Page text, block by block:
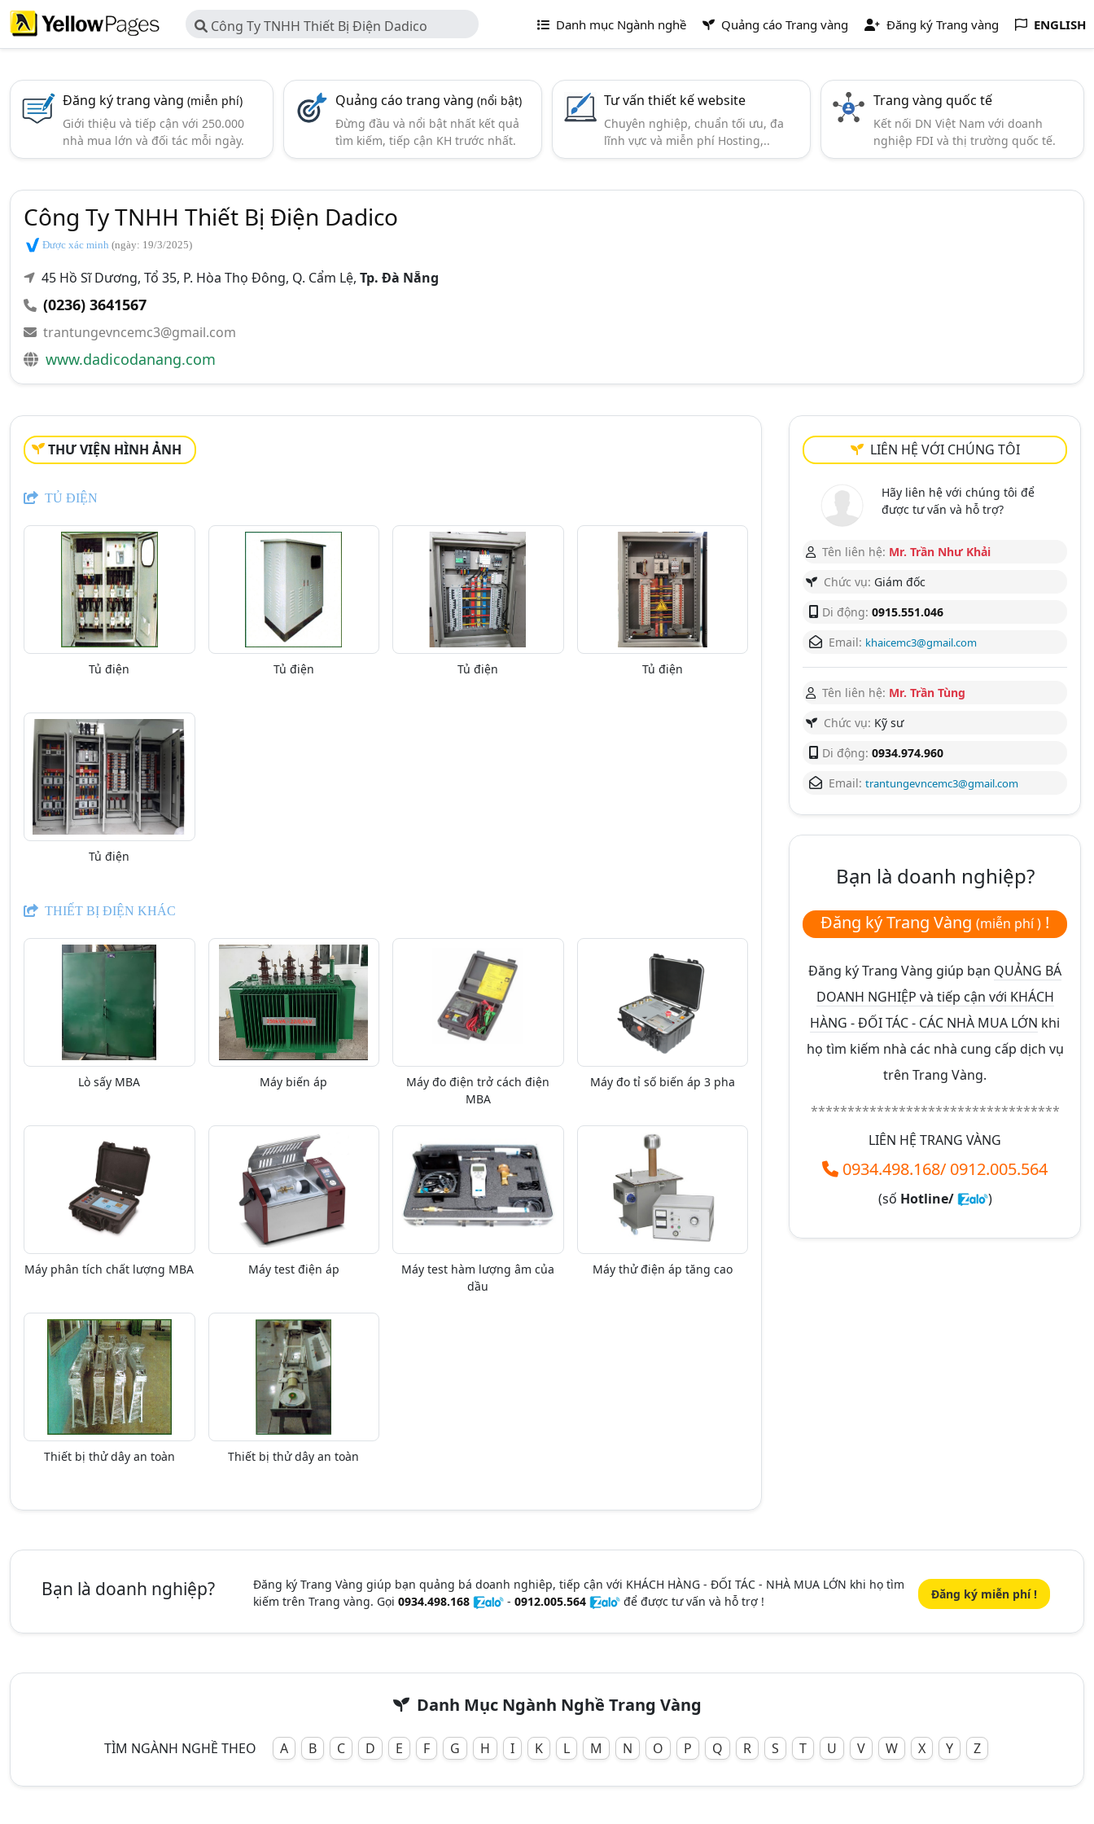
Công Ty TNHH Thiết Bị Điện Dadico Danh mục Ngành nghề Quảng cáo Trang vàng Đăng ký Trang vàng ENGLISH
Đăng ký trang vàng (miễn phí)
Giới thiệu và tiếp cận với 250.000
nhà mua lớn và đối tác mỗi ngày.
Quảng cáo trang vàng(nổi bật)
Đừng đầu và nổi bật nhất kết quả
tìm kiếm, tiếp cận KH trước nhất.
Tư vấn thiết kế website
Chuyên nghiệp, chuẩn tối ưu, đa
lĩnh vực và miễn phí Hosting,..
Trang vàng quốc tế
Kết nối DN Việt Nam với doanh
nghiệp FDI và thị trường quốc tế.
Công Ty TNHH Thiết Bị Điện Dadico
Được xác minh (ngày: 19/3/2025)
45 Hồ Sĩ Dương, Tổ 35, P. Hòa Thọ Đông, Q. Cẩm Lệ, Tp. Đà Nẵng
(0236) 3641567
trantungevncemc3@gmail.com
www.dadicodanang.com
THƯ VIỆN HÌNH ẢNH
TỦ ĐIỆN
Tủ điện Tủ điện Tủ điện Tủ điện
Tủ điện
THIẾT BỊ ĐIỆN KHÁC
Lò sấy MBA Máy biến áp
Máy đo điện trở cách điện
MBA
Máy đo tỉ số biến áp 3 pha
Máy phân tích chất lượng MBA Máy test điện áp
Máy test hàm lượng âm của
dầu
Máy thử điện áp tăng cao
Thiết bị thử dây an toàn Thiết bị thử dây an toàn
LIÊN HỆ VỚI CHÚNG TÔI
Hãy liên hệ với chúng tôi để
được tư vấn và hỗ trợ?
Tên liên hệ: Mr. Trần Như Khải
Chức vụ: Giám đốc
Di động: 0915.551.046
Email: khaicemc3@gmail.com
Tên liên hệ: Mr. Trần Tùng
Chức vụ: Kỹ sư
Di động: 0934.974.960
Email: trantungevncemc3@gmail.com
Bạn là doanh nghiệp?
Đăng ký Trang Vàng (miễn phí ) !
Đăng ký Trang Vàng giúp bạn QUẢNG BÁ
DOANH NGHIỆP và tiếp cận với KHÁCH
HÀNG - ĐỐI TÁC - CÁC NHÀ MUA LỚN khi
họ tìm kiếm nhà các nhà cung cấp dịch vụ
trên Trang Vàng.
**********************************
LIÊN HỆ TRANG VÀNG
0934.498.168/ 0912.005.564
(số Hotline/ )
Bạn là doanh nghiệp?
Đăng ký Trang Vàng giúp bạn quảng bá doanh nghiêp, tiếp cận với KHÁCH HÀNG - ĐỐI TÁC - NHÀ MUA LỚN khi họ tìm
kiếm trên Trang vàng. Gọi 0934.498.168 - 0912.005.564 để được tư vấn và hỗ trợ ! Đăng ký miễn phí !
Danh Mục Ngành Nghề Trang Vàng
TÌM NGÀNH NGHỀ THEO A B C D E F G H I K L M N O P Q R S T U V W X Y Z